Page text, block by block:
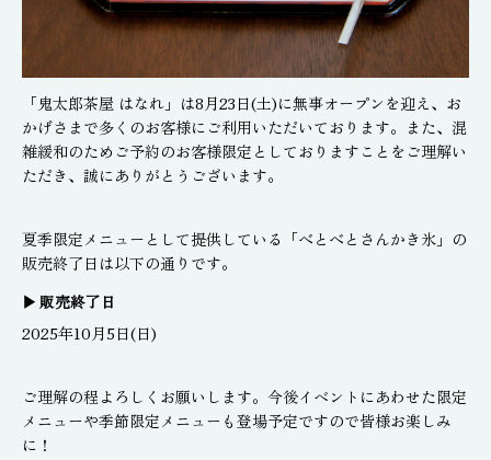
「鬼太郎茶屋 はなれ」は8月23日(土)に無事オープンを迎え、お
かげさまで多くのお客様にご利用いただいております。また、混
雑緩和のためご予約のお客様限定としておりますことをご理解い
ただき、誠にありがとうございます。
夏季限定メニューとして提供している「べとべとさんかき氷」の
販売終了日は以下の通りです。
販売終了日
2025年10月5日(日)
ご理解の程よろしくお願いします。今後イベントにあわせた限定
メニューや季節限定メニューも登場予定ですので皆様お楽しみ
に！